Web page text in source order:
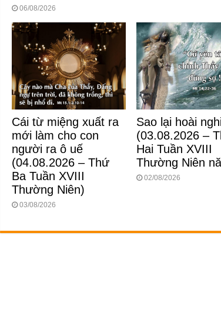
06/08/2026
Cái từ miệng xuất ra
mới làm cho con
người ra ô uế
(04.08.2026 – Thứ
Ba Tuần XVIII
Thường Niên)
03/08/2026
Sao lại hoài
(03.08.2026 –
Hai Tuần XVIII
Thường Niên
02/08/2026